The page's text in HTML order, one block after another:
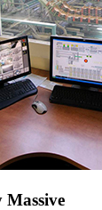
Massive